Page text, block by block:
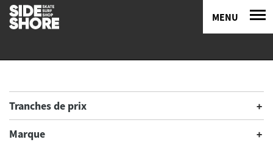
MENU
Tranches de prix
Marque